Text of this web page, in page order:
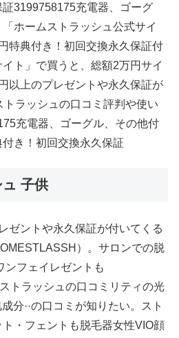
3199758175充電器、ゴーグ
ホームストラッシュ公式サイ
特典付き！初回交換永久保証付
ト」で買うと、総額2万円サイ
以上のプレゼントや永久保証が
ラッシュの口コミ評判や使い
充電器、ゴーグル、その他付
き！初回交換永久保証
子供
ゼントや永久保証が付いてくる
）。サロンでの脱
ンフェイレゼントも
トラッシュの口コミリティの光
分··の口コミが知りたい。スト
・フェントも脱毛器女性VIO顔